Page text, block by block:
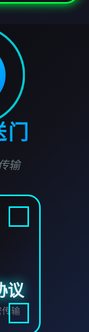
门
输
议
传输